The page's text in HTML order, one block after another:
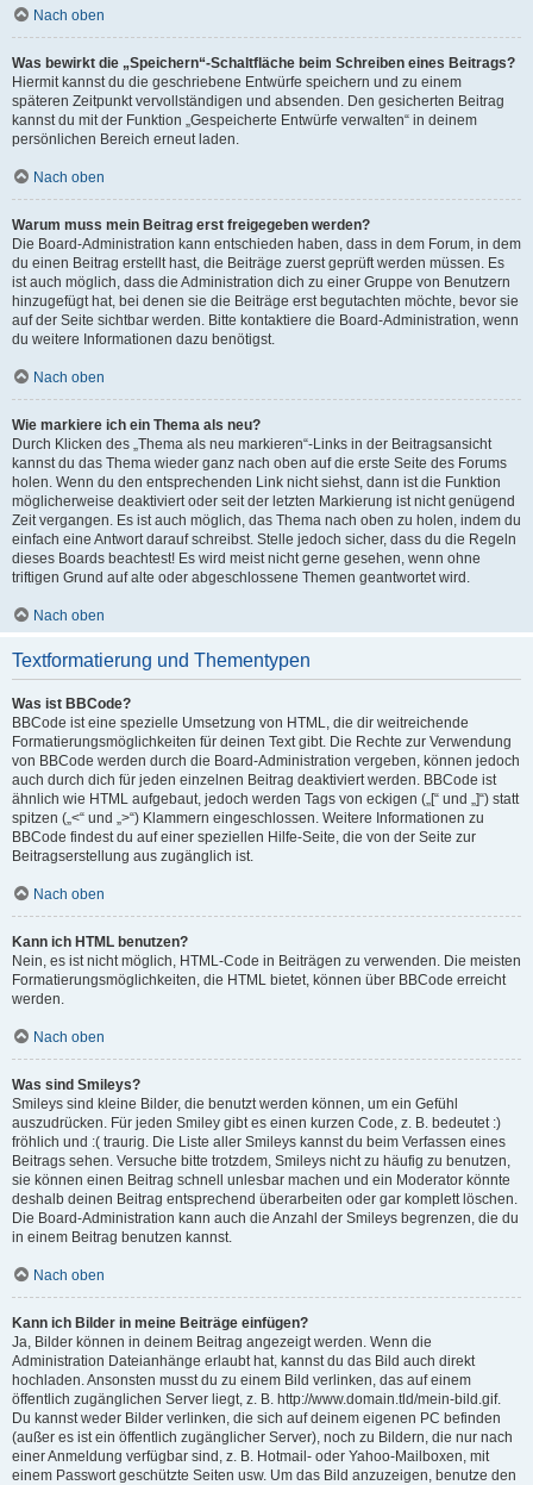
Nach oben
Was bewirkt die „Speichern“-Schaltfläche beim Schreiben eines Beitrags?
Hiermit kannst du die geschriebene Entwürfe speichern und zu einem
späteren Zeitpunkt vervollständigen und absenden. Den gesicherten Beitrag
kannst du mit der Funktion „Gespeicherte Entwürfe verwalten“ in deinem
persönlichen Bereich erneut laden.
Nach oben
Warum muss mein Beitrag erst freigegeben werden?
Die Board-Administration kann entschieden haben, dass in dem Forum, in dem
du einen Beitrag erstellt hast, die Beiträge zuerst geprüft werden müssen. Es
ist auch möglich, dass die Administration dich zu einer Gruppe von Benutzern
hinzugefügt hat, bei denen sie die Beiträge erst begutachten möchte, bevor sie
auf der Seite sichtbar werden. Bitte kontaktiere die Board-Administration, wenn
du weitere Informationen dazu benötigst.
Nach oben
Wie markiere ich ein Thema als neu?
Durch Klicken des „Thema als neu markieren“-Links in der Beitragsansicht
kannst du das Thema wieder ganz nach oben auf die erste Seite des Forums
holen. Wenn du den entsprechenden Link nicht siehst, dann ist die Funktion
möglicherweise deaktiviert oder seit der letzten Markierung ist nicht genügend
Zeit vergangen. Es ist auch möglich, das Thema nach oben zu holen, indem du
einfach eine Antwort darauf schreibst. Stelle jedoch sicher, dass du die Regeln
dieses Boards beachtest! Es wird meist nicht gerne gesehen, wenn ohne
triftigen Grund auf alte oder abgeschlossene Themen geantwortet wird.
Nach oben
Textformatierung und Thementypen
Was ist BBCode?
BBCode ist eine spezielle Umsetzung von HTML, die dir weitreichende
Formatierungsmöglichkeiten für deinen Text gibt. Die Rechte zur Verwendung
von BBCode werden durch die Board-Administration vergeben, können jedoch
auch durch dich für jeden einzelnen Beitrag deaktiviert werden. BBCode ist
ähnlich wie HTML aufgebaut, jedoch werden Tags von eckigen („[“ und „]“) statt
spitzen („<“ und „>“) Klammern eingeschlossen. Weitere Informationen zu
BBCode findest du auf einer speziellen Hilfe-Seite, die von der Seite zur
Beitragserstellung aus zugänglich ist.
Nach oben
Kann ich HTML benutzen?
Nein, es ist nicht möglich, HTML-Code in Beiträgen zu verwenden. Die meisten
Formatierungsmöglichkeiten, die HTML bietet, können über BBCode erreicht
werden.
Nach oben
Was sind Smileys?
Smileys sind kleine Bilder, die benutzt werden können, um ein Gefühl
auszudrücken. Für jeden Smiley gibt es einen kurzen Code, z. B. bedeutet :)
fröhlich und :( traurig. Die Liste aller Smileys kannst du beim Verfassen eines
Beitrags sehen. Versuche bitte trotzdem, Smileys nicht zu häufig zu benutzen,
sie können einen Beitrag schnell unlesbar machen und ein Moderator könnte
deshalb deinen Beitrag entsprechend überarbeiten oder gar komplett löschen.
Die Board-Administration kann auch die Anzahl der Smileys begrenzen, die du
in einem Beitrag benutzen kannst.
Nach oben
Kann ich Bilder in meine Beiträge einfügen?
Ja, Bilder können in deinem Beitrag angezeigt werden. Wenn die
Administration Dateianhänge erlaubt hat, kannst du das Bild auch direkt
hochladen. Ansonsten musst du zu einem Bild verlinken, das auf einem
öffentlich zugänglichen Server liegt, z. B. http://www.domain.tld/mein-bild.gif.
Du kannst weder Bilder verlinken, die sich auf deinem eigenen PC befinden
(außer es ist ein öffentlich zugänglicher Server), noch zu Bildern, die nur nach
einer Anmeldung verfügbar sind, z. B. Hotmail- oder Yahoo-Mailboxen, mit
einem Passwort geschützte Seiten usw. Um das Bild anzuzeigen, benutze den